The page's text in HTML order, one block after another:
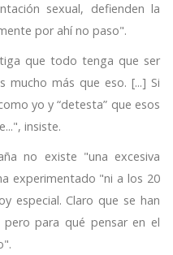
sexual, defienden la
por ahí no paso".
que todo tenga que ser
mucho más que eso. [...] Si
yo y “detesta” que esos
insiste.
no existe "una excesiva
experimentado "ni a los 20
especial. Claro que se han
para qué pensar en el